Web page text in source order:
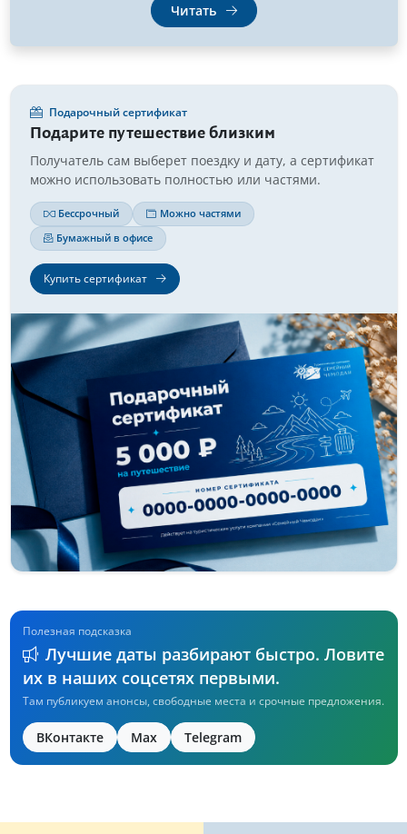
Читать
Подарочный сертификат
Подарите путешествие близким
Получатель сам выберет поездку и дату, а сертификат
можно использовать полностью или частями.
Бессрочный
Можно частями
Бумажный в офисе
Купить сертификат
Полезная подсказка
Лучшие даты разбирают быстро. Ловите
их в наших соцсетях первыми.
Там публикуем анонсы, свободные места и срочные предложения.
ВКонтакте Max Telegram